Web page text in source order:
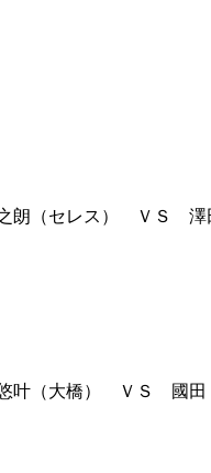
之朗（セレス） ＶＳ
悠叶（大橋） ＶＳ